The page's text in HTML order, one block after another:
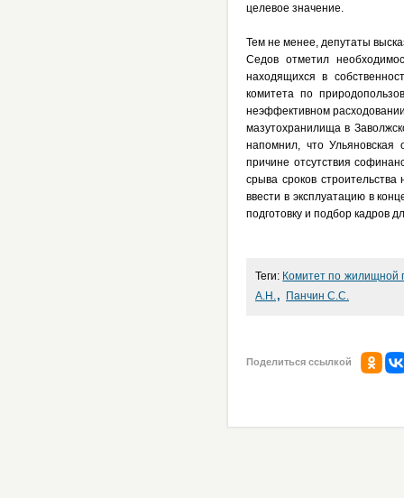
целевое значение.
Тем не менее, депутаты
Седов отметил
находящихся в
комитета по
неэффективном
мазутохранилища в
напомнил, что Ульяновская
причине отсутствия
срыва сроков
ввести в эксплуатацию в
подготовку и подбор кадров
Теги: Комитет по жилищной
А.Н., Панчин С.С.
Поделиться ссылкой